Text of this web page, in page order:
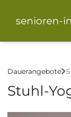
senioren-
Dauerangebote
Stuhl-